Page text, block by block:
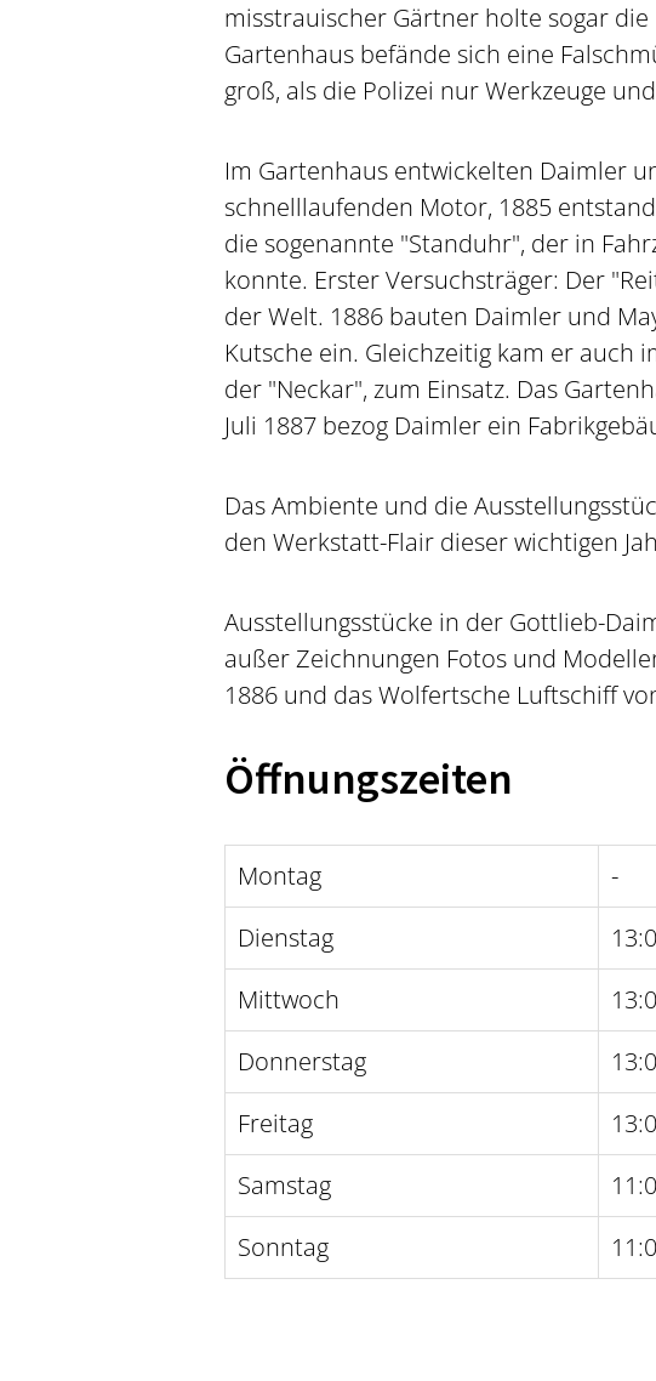
misstrauischer Gärtner holte sogar die
Gartenhaus befände sich eine
groß, als die Polizei nur Werkzeuge
Im Gartenhaus entwickelten Daimler
schnelllaufenden Motor, 1885
die sogenannte "Standuhr", der in
konnte. Erster Versuchsträger: Der
der Welt. 1886 bauten Daimler und
Kutsche ein. Gleichzeitig kam er auch
der "Neckar", zum Einsatz. Das
Juli 1887 bezog Daimler ein
Das Ambiente und die
den Werkstatt-Flair dieser wichtigen
Ausstellungsstücke in der Gottlieb-
außer Zeichnungen Fotos und
1886 und das Wolfertsche Luftschiff
Öffnungszeiten
Montag
-
Dienstag
Mittwoch
Donnerstag
Freitag
Samstag
Sonntag